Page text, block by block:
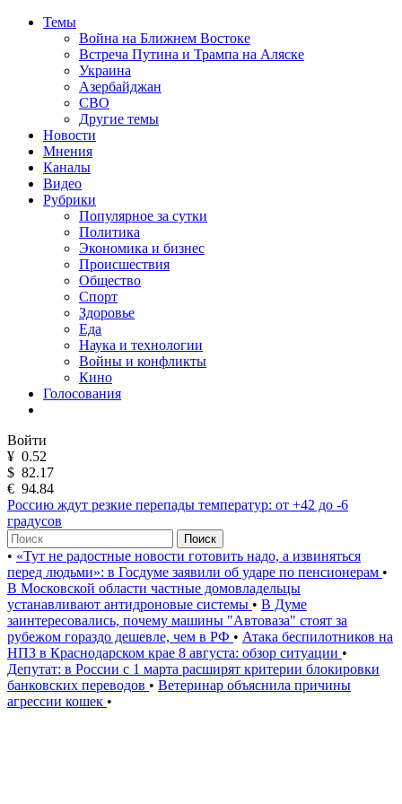
Темы
Война на Ближнем Востоке
Встреча Путина и Трампа на Аляске
Украина
Азербайджан
СВО
Другие темы
Новости
Мнения
Каналы
Видео
Рубрики
Популярное за сутки
Политика
Экономика и бизнес
Происшествия
Общество
Спорт
Здоровье
Еда
Наука и технологии
Войны и конфликты
Кино
Голосования
Войти
¥ 0.52
$ 82.17
€ 94.84
Россию ждут резкие перепады температур: от +42 до -6
градусов
Поиск
• «Тут не радостные новости готовить надо, а извиняться
перед людьми»: в Госдуме заявили об ударе по пенсионерам •
В Московской области частные домовладельцы
устанавливают антидроновые системы • В Думе
заинтересовались, почему машины "Автоваза" стоят за
рубежом гораздо дешевле, чем в РФ • Атака беспилотников на
НПЗ в Краснодарском крае 8 августа: обзор ситуации •
Депутат: в России с 1 марта расширят критерии блокировки
банковских переводов • Ветеринар объяснила причины
агрессии кошек •